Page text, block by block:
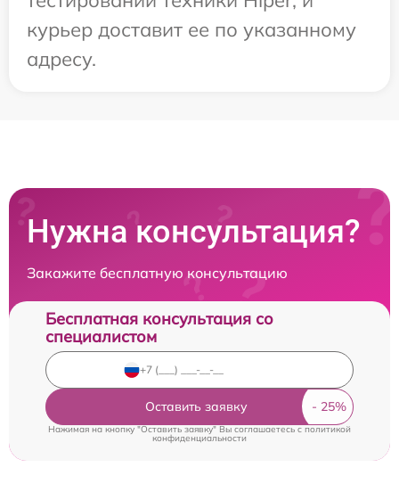
курьер доставит ее по указанному
адресу.
Нужна консультация?
Закажите бесплатную консультацию
Бесплатная консультация со
специалистом
Оставить заявку
Нажимая на кнопку "Оставить заявку" Вы соглашаетесь cполитикой
конфиденциальности